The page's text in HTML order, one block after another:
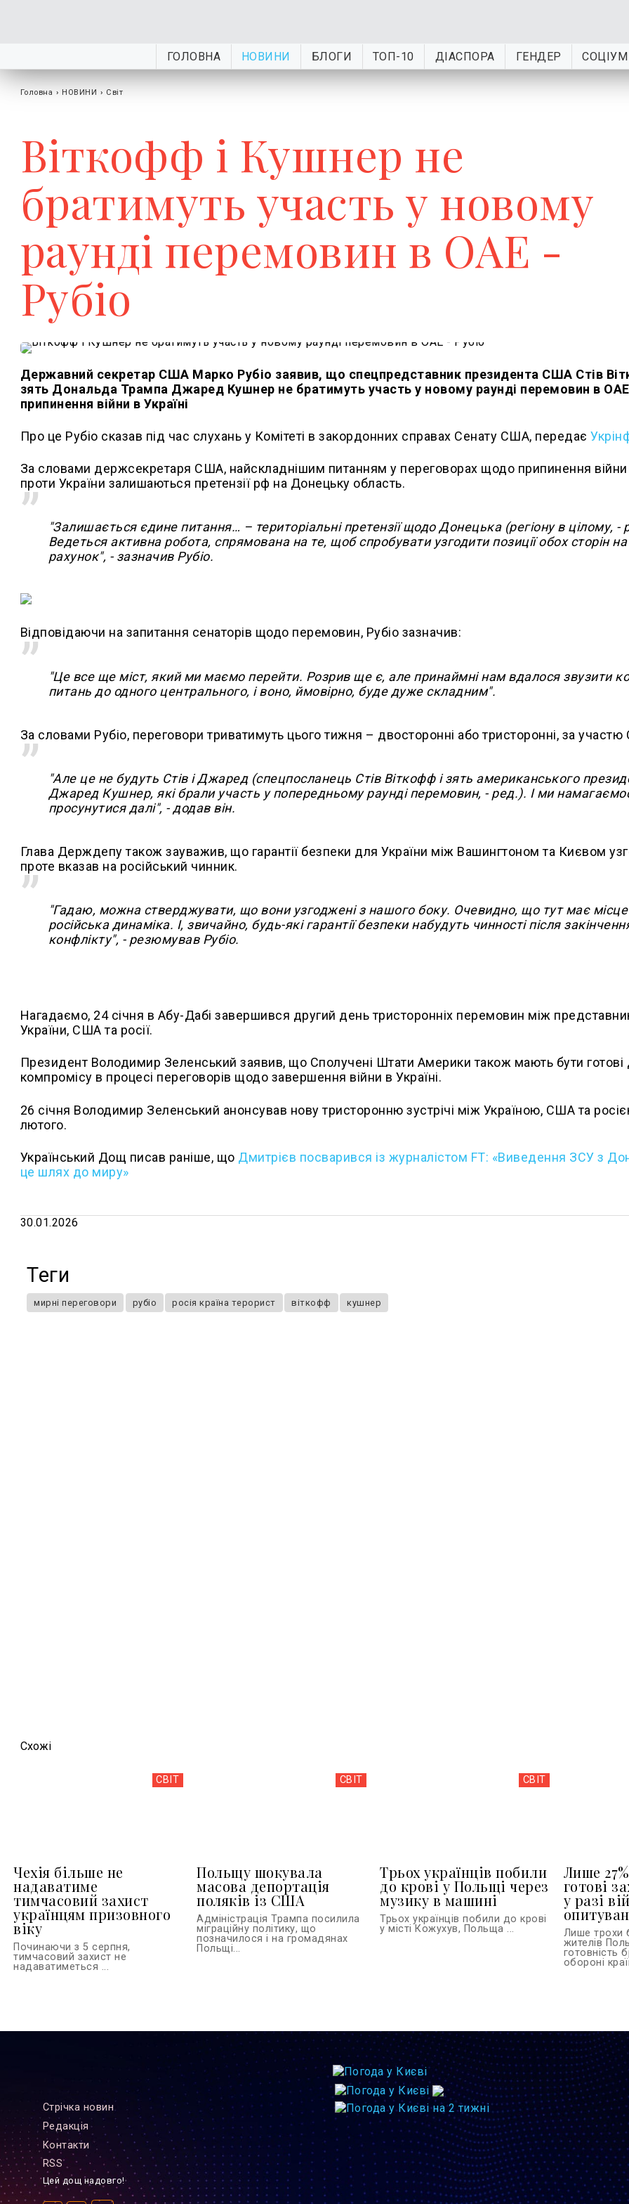
ГОЛОВНА НОВИНИ БЛОГИ ТОП-10 ДІАСПОРА ГЕНДЕР СОЦІУМ
Головна › НОВИНИ › Світ
Віткофф і Кушнер не
братимуть участь у новому
раунді перемовин в ОАЕ -
Рубіо
Державний секретар США Марко Рубіо заявив, що спецпредставник президента США Стів
зять Дональда Трампа Джаред Кушнер не братимуть участь у новому раунді перемовин в
припинення війни в Україні
Про це Рубіо сказав під час слухань у Комітеті в закордонних справах Сенату США, передає
За словами держсекретаря США, найскладнішим питанням у переговорах щодо припинення
проти України залишаються претензії рф на Донецьку область.
"Залишається єдине питання… – територіальні претензії щодо Донецька (регіону в цілому, -
Ведеться активна робота, спрямована на те, щоб спробувати узгодити позиції обох сторін
рахунок", - зазначив Рубіо.
Відповідаючи на запитання сенаторів щодо перемовин, Рубіо зазначив:
"Це все ще міст, який ми маємо перейти. Розрив ще є, але принаймні нам вдалося звузити
питань до одного центрального, і воно, ймовірно, буде дуже складним".
За словами Рубіо, переговори триватимуть цього тижня – двосторонні або тристоронні, за
"Але це не будуть Стів і Джаред (спецпосланець Стів Віткофф і зять американського
Джаред Кушнер, які брали участь у попередньому раунді перемовин, - ред.). І ми
просунутися далі", - додав він.
Глава Держдепу також зауважив, що гарантії безпеки для України між Вашингтоном та Києвом
проте вказав на російський чинник.
"Гадаю, можна стверджувати, що вони узгоджені з нашого боку. Очевидно, що тут має місце
російська динаміка. І, звичайно, будь-які гарантії безпеки набудуть чинності після
конфлікту", - резюмував Рубіо.
Нагадаємо, 24 січня в Абу-Дабі завершився другий день тристоронніх перемовин між
України, США та росії.
Президент Володимир Зеленський заявив, що Сполучені Штати Америки також мають бути готові
компромісу в процесі переговорів щодо завершення війни в Україні.
26 січня Володимир Зеленський анонсував нову тристоронню зустрічі між Україною, США та
лютого.
Український Дощ писав раніше, що Дмитрієв посварився із журналістом FT: «Виведення ЗСУ з
це шлях до миру»
30.01.2026
Теги
мирні переговори рубіо росія країна терорист віткофф кушнер
Схожi
СВІТ
Чехія більше не
надаватиме
тимчасовий захист
українцям призовного
віку
Починаючи з 5 серпня,
тимчасовий захист не
надаватиметься ...
СВІТ
Польщу шокувала
масова депортація
поляків із США
Адміністрація Трампа посилила
міграційну політику, що
позначилося і на громадянах
Польщі...
СВІТ
Трьох українців побили
до крові у Польщі через
музику в машині
Трьох українців побили до крові
у місті Кожухув, Польща ...
Лише
готові
у разі
Лише трохи
жителів
готовність
обороні
Стрiчка новин
Редакцiя
Контакти
RSS
Цей дощ надовго!